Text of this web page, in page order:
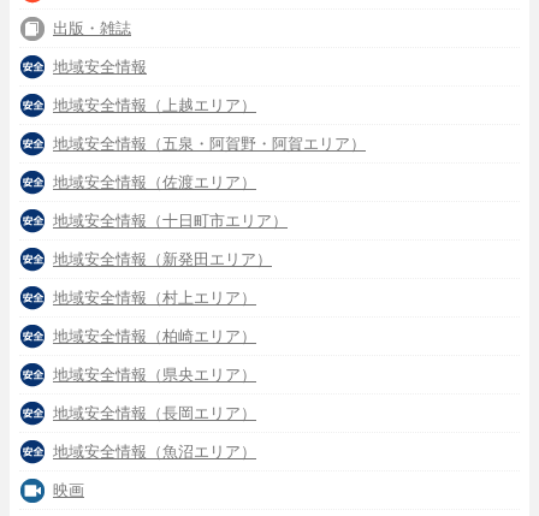
出版・雑誌
地域安全情報
地域安全情報（上越エリア）
地域安全情報（五泉・阿賀野・阿賀エリア）
地域安全情報（佐渡エリア）
地域安全情報（十日町市エリア）
地域安全情報（新発田エリア）
地域安全情報（村上エリア）
地域安全情報（柏崎エリア）
地域安全情報（県央エリア）
地域安全情報（長岡エリア）
地域安全情報（魚沼エリア）
映画